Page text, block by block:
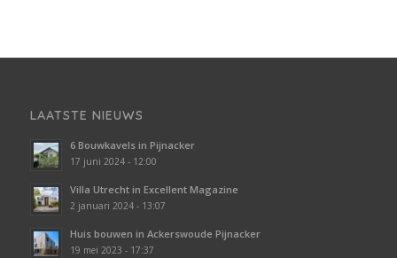
LAATSTE NIEUWS
6 Bouwkavels in Pijnacker
17 juni 2024 - 12:00
Villa Utrecht in Excellent Magazine
2 januari 2024 - 13:07
Huis bouwen in Ackerswoude Pijnacker
19 mei 2023 - 17:37